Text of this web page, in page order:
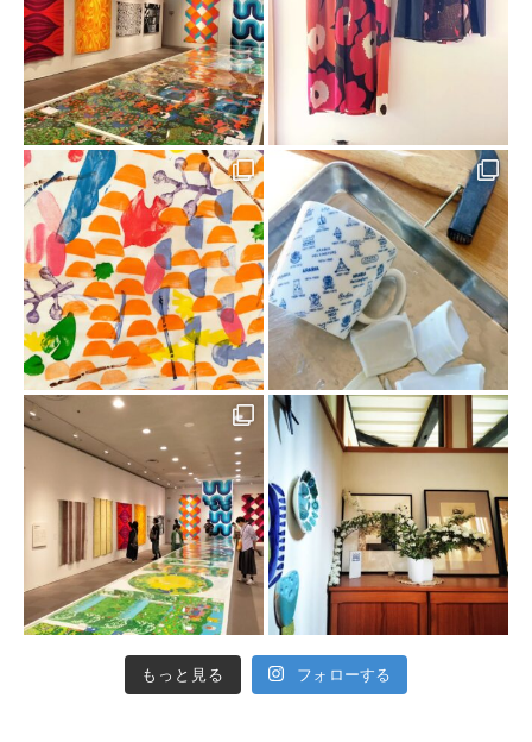
もっと見る フォローする